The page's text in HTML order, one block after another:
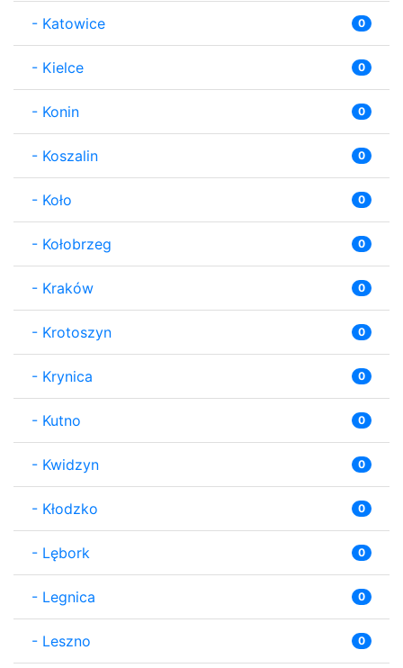
- Katowice 0
- Kielce 0
- Konin 0
- Koszalin 0
- Koło 0
- Kołobrzeg 0
- Kraków 0
- Krotoszyn 0
- Krynica 0
- Kutno 0
- Kwidzyn 0
- Kłodzko 0
- Lębork 0
- Legnica 0
- Leszno 0